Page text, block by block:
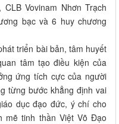
Vovinam Nhơn Trạch
bạc và 6 huy chương
triển bài bản, tâm huyết
tâm tạo điều kiện của
ứng tích cực của người
từng bước khẳng định vai
dục đạo đức, ý chí cho
mẽ tinh thần Việt Võ Đạo